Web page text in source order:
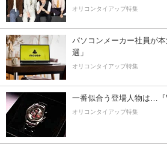
オリコンタイアップ特集
パソコンメーカー社員が
選」
オリコンタイアップ特集
一番似合う登場人物は…
オリコンタイアップ特集